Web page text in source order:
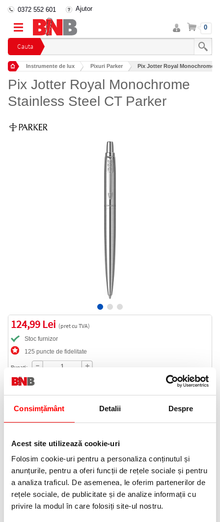
Consimțământ Detalii Despre
Acest site utilizează cookie-uri
Folosim cookie-uri pentru a personaliza conținutul și
anunțurile, pentru a oferi funcții de rețele sociale și pentru
a analiza traficul. De asemenea, le oferim partenerilor de
rețele sociale, de publicitate și de analize informații cu
privire la modul în care folosiți site-ul nostru.
Cauta
0372 552 601 Ajutor
Intra
in
cont
Cos 0
Instrumente de lux Pixuri Parker Pix Jotter Royal Monochrome
Pix Jotter Royal Monochrome
Stainless Steel CT Parker
124,99 Lei (pret cu TVA)
Stoc furnizor
125 puncte de fidelitate
Bucati:
Cod produs:
0372 552 601
Lansata in anul 2018, gama Jotter XL este o versiune mai mare a
clasicului instrument de zi cu zi, Jotter.
Acelasi design iconic intr-o dimensiune mult mai potrivita celor
care prefera un instrument mai mare pentru confortul scrisului.